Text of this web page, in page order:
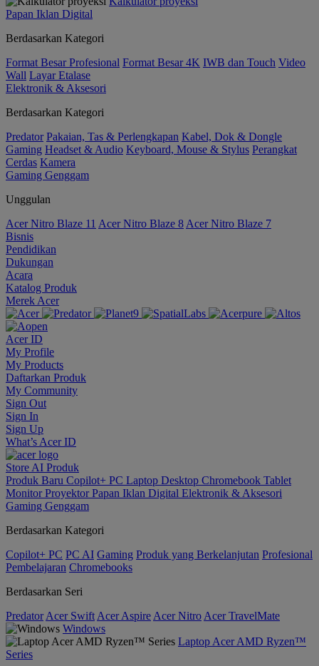
Papan Iklan Digital
Berdasarkan Kategori
Format Besar Profesional Format Besar 4K IWB dan Touch Video
Wall Layar Etalase
Elektronik & Aksesori
Berdasarkan Kategori
Predator Pakaian, Tas & Perlengkapan Kabel, Dok & Dongle
Gaming Headset & Audio Keyboard, Mouse & Stylus Perangkat
Cerdas Kamera
Gaming Genggam
Unggulan
Acer Nitro Blaze 11 Acer Nitro Blaze 8 Acer Nitro Blaze 7
Bisnis
Pendidikan
Dukungan
Acara
Katalog Produk
Merek Acer
Acer ID
My Profile
My Products
Daftarkan Produk
My Community
Sign Out
Sign In
Sign Up
What’s Acer ID
Store AI Produk
Produk Baru Copilot+ PC Laptop Desktop Chromebook Tablet
MonitorProyektorPapan Iklan Digital Elektronik & Aksesori
Gaming Genggam
Berdasarkan Kategori
Copilot+ PC PC AI Gaming Produk yang Berkelanjutan Profesional
Pembelajaran Chromebooks
Berdasarkan Seri
Predator Acer Swift Acer Aspire Acer Nitro Acer TravelMate
Windows
Laptop Acer AMD Ryzen™
Series